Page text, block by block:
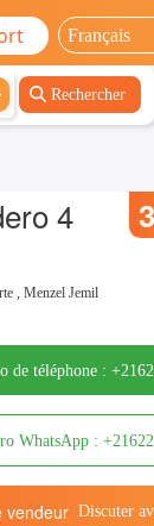
Rechercher
4
,Menzel Jemil
de téléphone :
WhatsApp :
Discuter